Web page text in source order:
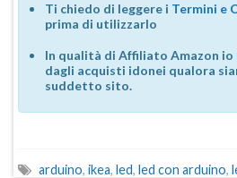
Ti chiedo di leggere i Termini e
prima di utilizzarlo
In qualità di Affiliato Amazon io
dagli acquisti idonei qualora
suddetto sito.
arduino, ikea, led, led con arduino,